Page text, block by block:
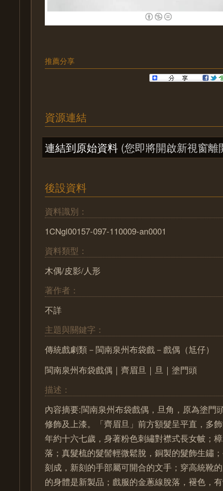
推薦分享
資源連結
連結到原始資料 (您即將開啟新視窗離
後設資料
資料識別：
1CNgl00157-097-110009-an0001
資料類型：
木偶/皮影/人形
著作者：
不詳
主題與關鍵字：
傳統戲劇類－閩南泉州布袋戲－戲偶（尪仔）
閩南泉州布袋戲偶｜齊眉旦｜旦｜塗門頭
描述：
內容摘要:閩南泉州布袋戲偶，旦角，原為塗門
修飾及上漆。「齊眉旦」前方額髮呈平直，多
年約十六七歲，身著粉色刺繡對襟式長女帔；
落；真髮梳的髮髻輕微鬆脫，銅製的髮飾生鏽
刻成，新刻的手部屬可開合的文手；穿高統靴
的身體是新製品；戲服的金蔥線脫落，褪色，